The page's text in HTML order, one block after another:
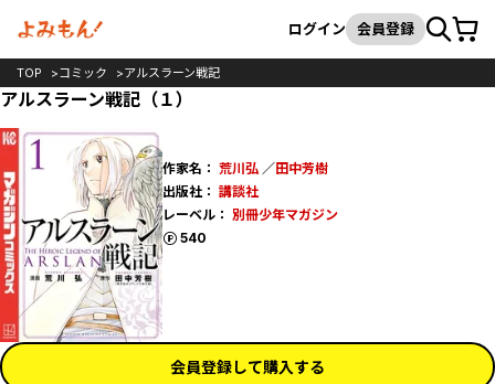
検索
ログイン 会員登録カート
TOP コミック アルスラーン戦記
アルスラーン戦記（１）
作家名： 荒川弘／田中芳樹
出版社： 講談社
レーベル： 別冊少年マガジン
540
ポイント
会員登録して購入する